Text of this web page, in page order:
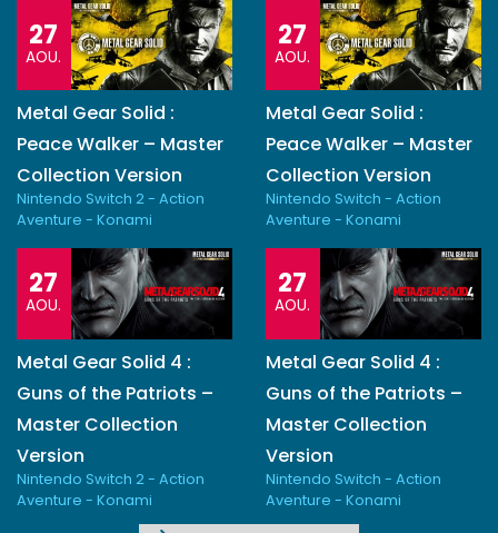
27
AOU.
Metal Gear Solid :
Peace Walker – Master
Collection Version
Nintendo Switch 2 - Action
Aventure - Konami
27
AOU.
Metal Gear Solid :
Peace Walker – Master
Collection Version
Nintendo Switch - Action
Aventure - Konami
27
AOU.
Metal Gear Solid 4 :
Guns of the Patriots –
Master Collection
Version
Nintendo Switch 2 - Action
Aventure - Konami
27
AOU.
Metal Gear Solid 4 :
Guns of the Patriots –
Master Collection
Version
Nintendo Switch - Action
Aventure - Konami